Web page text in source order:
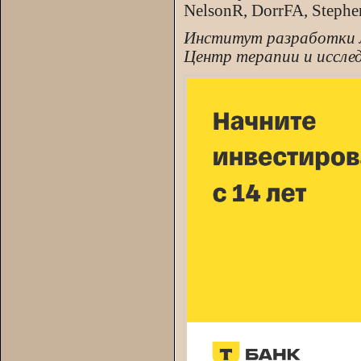
NelsonR, DorrFA,
Институт разработки
Центр терапии и